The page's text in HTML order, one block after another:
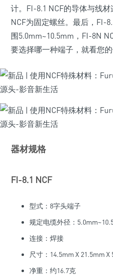
计。FI-8.1 NCF的导体与线
NCF为固定螺丝。最后，FI-
围5.0mm~10.5mm，FI-8N
要选择哪一种端子，就看您的
器材规格
FI-8.1 NCF
型式：8字头端子
规定电缆外径：
连接：焊接
尺寸：14.5mm X 21.5mm X
净重：约16.7克